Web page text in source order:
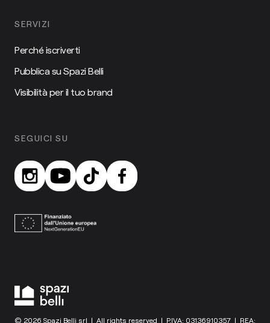
SERVIZI
Perché iscriverti
Pubblica su Spazi Belli
Visibilità per il tuo brand
SEGUICI SU
© 2026 Spazi Belli srl | All rights reserved | P.IVA: 03136910357 | REA: